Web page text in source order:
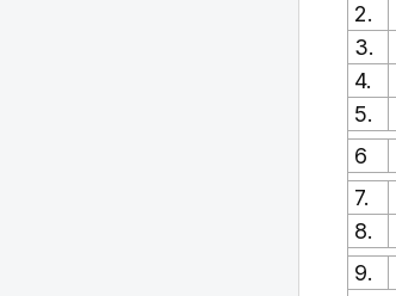
2.
3.
4.
5.
6
7.
8.
9.